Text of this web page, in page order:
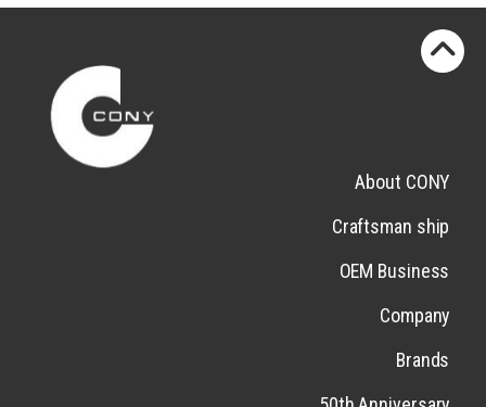
About CONY
Craftsman ship
OEM Business
Company
Brands